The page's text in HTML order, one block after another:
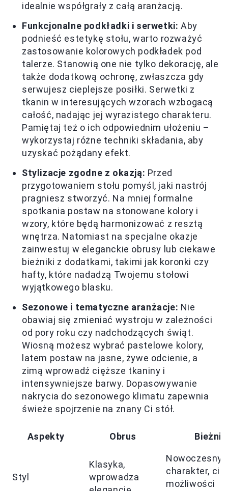
idealnie współgrały z całą aranżacją.
Funkcjonalne podkładki i serwetki: Aby
podnieść estetykę stołu, warto rozważyć
zastosowanie kolorowych podkładek pod
talerze. Stanowią one nie tylko dekorację, ale
także dodatkową ochronę, zwłaszcza gdy
serwujesz cieplejsze posiłki. Serwetki z
tkanin w interesujących wzorach wzbogacą
całość, nadając jej wyrazistego charakteru.
Pamiętaj też o ich odpowiednim ułożeniu –
wykorzystaj różne techniki składania, aby
uzyskać pożądany efekt.
Stylizacje zgodne z okazją: Przed
przygotowaniem stołu pomyśl, jaki nastrój
pragniesz stworzyć. Na mniej formalne
spotkania postaw na stonowane kolory i
wzory, które będą harmonizować z resztą
wnętrza. Natomiast na specjalne okazje
zainwestuj w eleganckie obrusy lub ciekawe
bieżniki z dodatkami, takimi jak koronki czy
hafty, które nadadzą Twojemu stołowi
wyjątkowego blasku.
Sezonowe i tematyczne aranżacje: Nie
obawiaj się zmieniać wystroju w zależności
od pory roku czy nadchodzących świąt.
Wiosną możesz wybrać pastelowe kolory,
latem postaw na jasne, żywe odcienie, a
zimą wprowadź cięższe tkaniny i
intensywniejsze barwy. Dopasowywanie
nakrycia do sezonowego klimatu zapewnia
świeże spojrzenie na znany Ci stół.
Aspekty Obrus Bieżnik
Styl
Klasyka,
wprowadza
Nowoczesny
charakter,
możliwości